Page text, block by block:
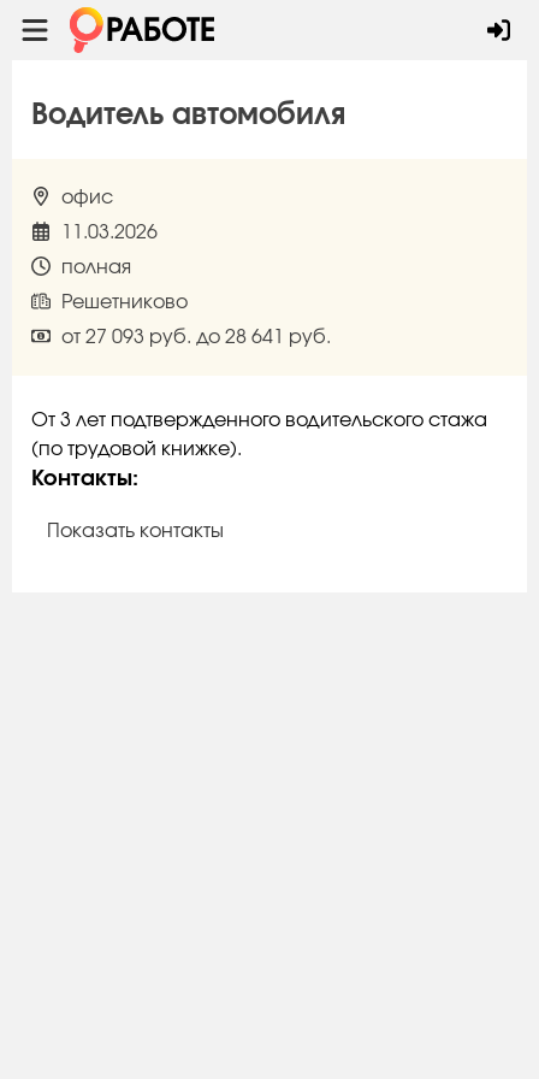
Водитель автомобиля
офис
11.03.2026
полная
Решетниково
от 27 093 руб. до 28 641 руб.
От 3 лет подтвержденного водительского стажа
(по трудовой книжке).
Контакты:
Показать контакты